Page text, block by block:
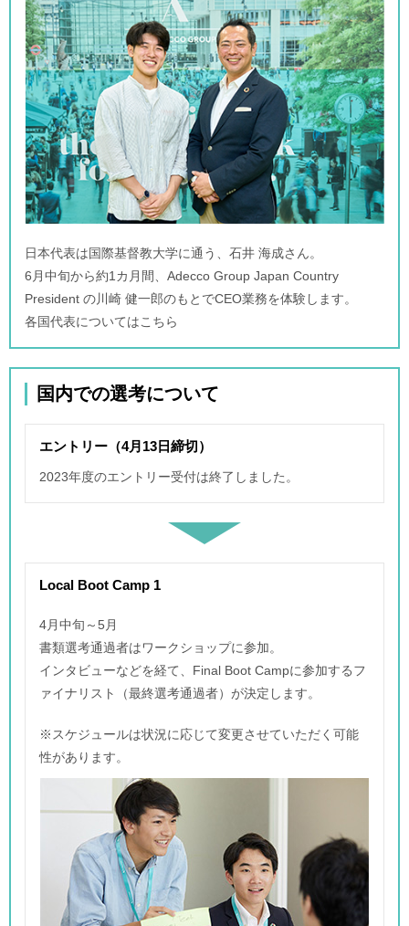
日本代表は国際基督教大学に通う、石井 海成さん。
6月中旬から約1カ月間、Adecco Group Japan Country
President の川崎 健一郎のもとでCEO業務を体験します。
各国代表についてはこちら
国内での選考について
エントリー（4月13日締切）
2023年度のエントリー受付は終了しました。
Local Boot Camp 1
4月中旬～5月
書類選考通過者はワークショップに参加。
インタビューなどを経て、Final Boot Campに参加するフ
ァイナリスト（最終選考通過者）が決定します。
※スケジュールは状況に応じて変更させていただく可能
性があります。